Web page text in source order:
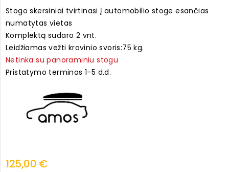
Stogo skersiniai tvirtinasi į automobilio stoge esančias
numatytas vietas
Komplektą sudaro 2 vnt.
Leidžiamas vežti krovinio svoris:75 kg.
Netinka su panoraminiu stogu
Pristatymo terminas 1-5 d.d.
125,00 €